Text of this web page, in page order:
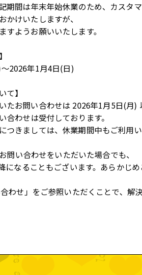
期間は年末年始休業のため、カスタ
かけいたしますが、
すようお願いいたします。
2026年1月4日(日)
て】
たお問い合わせは 2026年1月5日(月)
合わせは受付しております。
つきましては、休業期間中もご利用い
問い合わせをいただいた場合でも、
なることもございます。 あらかじめ
わせ」をご参照いただくことで、 解